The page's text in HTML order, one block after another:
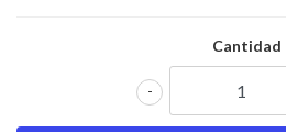
Cantidad
-